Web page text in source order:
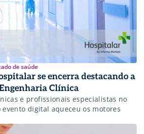
de saúde
se encerra destacando a
Clínica
e profissionais especialistas no
digital aqueceu os motores